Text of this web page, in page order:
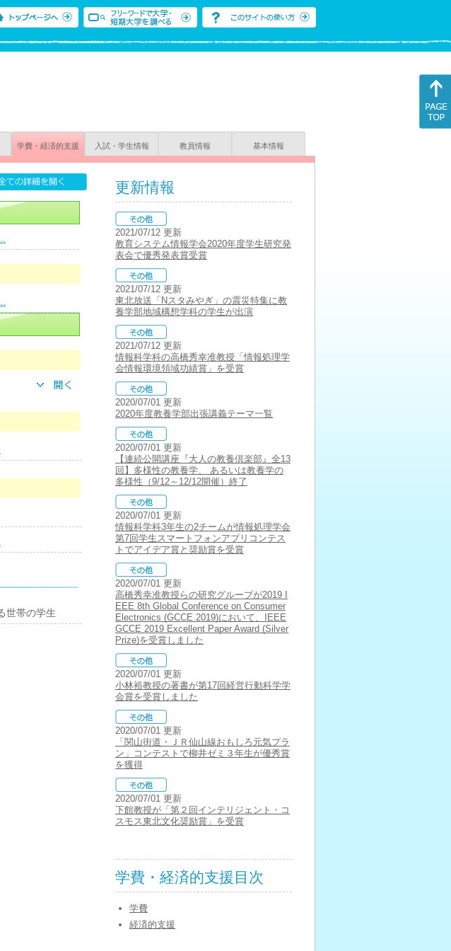
学費・経済的支援 入試・学生情報 教員情報 基本情報
世帯の学生
更新情報
2021/07/12 更新
教育システム情報学会2020年度学生研究発
表会で優秀発表賞受賞
2021/07/12 更新
東北放送「Nスタみやぎ」の震災特集に教
養学部地域構想学科の学生が出演
2021/07/12 更新
情報科学科の高橋秀幸准教授「情報処理学
会情報環境領域功績賞」を受賞
2020/07/01 更新
2020年度教養学部出張講義テーマ一覧
2020/07/01 更新
【連続公開講座『大人の教養倶楽部』全13
回】多様性の教養学、 あるいは教養学の
多様性（9/12～12/12開催）終了
2020/07/01 更新
情報科学科3年生の2チームが情報処理学会
第7回学生スマートフォンアプリコンテス
トでアイデア賞と奨励賞を受賞
2020/07/01 更新
高橋秀幸准教授らの研究グループが2019 I
EEE 8th Global Conference on Consumer
Electronics (GCCE 2019)において、IEEE
GCCE 2019 Excellent Paper Award (Silver
Prize)を受賞しました
2020/07/01 更新
小林裕教授の著書が第17回経営行動科学学
会賞を受賞しました
2020/07/01 更新
「関山街道・ＪＲ仙山線おもしろ元気プラ
ン」コンテストで柳井ゼミ３年生が優秀賞
を獲得
2020/07/01 更新
下館教授が「第２回インテリジェント・コ
スモス東北文化奨励賞」を受賞
学費・経済的支援目次
学費
経済的支援